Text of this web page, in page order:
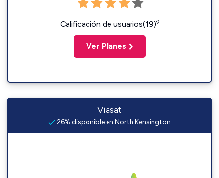
Calificación de usuarios(19)◊
Ver Planes
Viasat
26% disponible en North Kensington